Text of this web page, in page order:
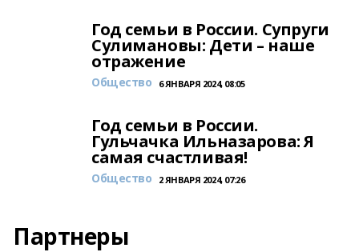
Год семьи в России. Супруги
Сулимановы: Дети – наше
отражение
Общество 6 ЯНВАРЯ 2024, 08:05
Год семьи в России.
Гульчачка Ильназарова: Я
самая счастливая!
Общество 2 ЯНВАРЯ 2024, 07:26
Партнеры